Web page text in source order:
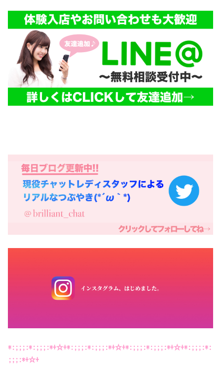
*:;;;:*:;;;:*+☆+*:;;;:*:;;;:*+☆+*:;;;:*:;;;:*+☆+*:;;;:*:
;;;:*+☆+